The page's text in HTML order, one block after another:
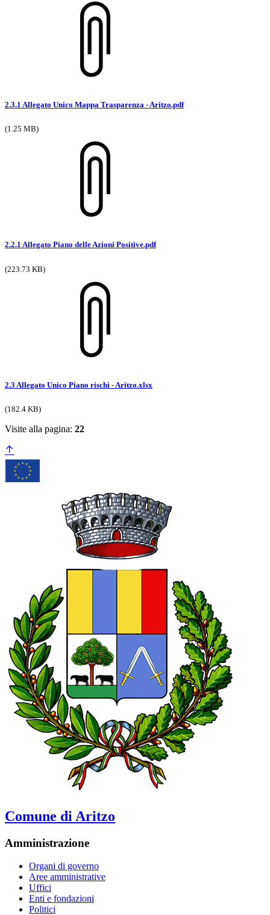
2.3.1 Allegato Unico Mappa Trasparenza - Aritzo.pdf
(1.25 MB)
2.2.1 Allegato Piano delle Azioni Positive.pdf
(223.73 KB)
2.3 Allegato Unico Piano rischi - Aritzo.xlsx
(182.4 KB)
Visite alla pagina: 22
Comune di Aritzo
Amministrazione
Organi di governo
Aree amministrative
Uffici
Enti e fondazioni
Politici